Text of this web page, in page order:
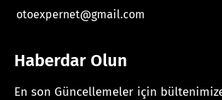
otoexpernet@gmail.com
Haberdar Olun
En son Güncellemeler için